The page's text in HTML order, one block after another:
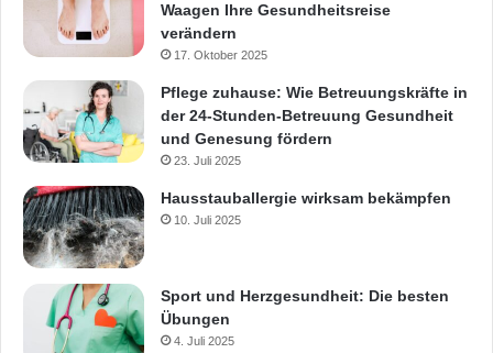
Waagen Ihre Gesundheitsreise
verändern
17. Oktober 2025
Pflege zuhause: Wie Betreuungskräfte in
der 24-Stunden-Betreuung Gesundheit
und Genesung fördern
23. Juli 2025
Hausstauballergie wirksam bekämpfen
10. Juli 2025
Sport und Herzgesundheit: Die besten
Übungen
4. Juli 2025